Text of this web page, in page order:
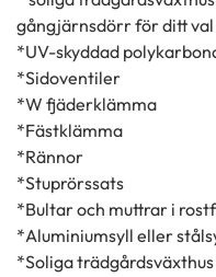
gångjärnsdörr för ditt val
*UV-skyddad
*Sidoventiler
*W fjäderklämma
*Fästklämma
*Rännor
*Stuprörssats
*Bultar och muttrar i
*Aluminiumsyll eller
*Soliga